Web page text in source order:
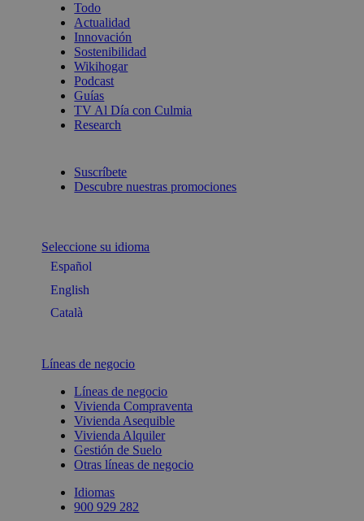
Todo
Actualidad
Innovación
Sostenibilidad
Wikihogar
Podcast
Guías
TV Al Día con Culmia
Research
Suscríbete
Descubre nuestras promociones
Seleccione su idioma
Español
English
Català
Líneas de negocio
Líneas de negocio
Vivienda Compraventa
Vivienda Asequible
Vivienda Alquiler
Gestión de Suelo
Otras líneas de negocio
Idiomas
900 929 282